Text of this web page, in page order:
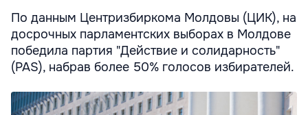
По данным Центризбиркома Молдовы (ЦИК), на
досрочных парламентских выборах в Молдове
победила партия "Действие и солидарность"
(PAS), набрав более 50% голосов избирателей.